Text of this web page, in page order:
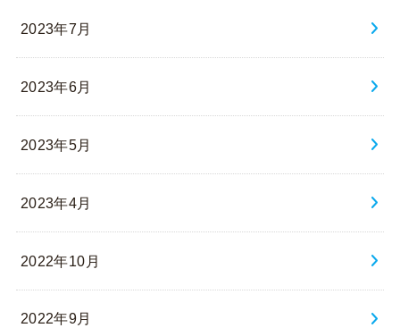
2023年7月
2023年6月
2023年5月
2023年4月
2022年10月
2022年9月